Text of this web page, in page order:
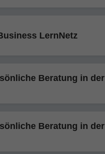
LernNetz
Beratung in der
Beratung in der